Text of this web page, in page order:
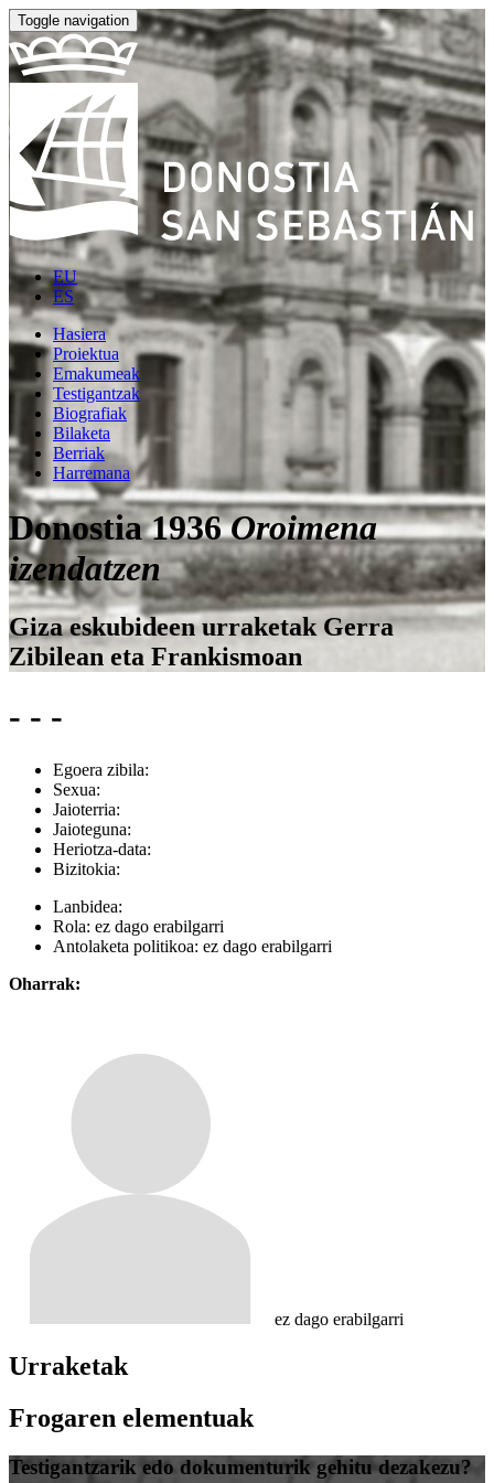
Toggle navigation
EU
ES
Hasiera
Proiektua
Emakumeak
Testigantzak
Biografiak
Bilaketa
Berriak
Harremana
Donostia 1936Oroimena
izendatzen
Giza eskubideen urraketak Gerra
Zibilean eta Frankismoan
- - -
Egoera zibila:
Sexua:
Jaioterria:
Jaioteguna:
Heriotza-data:
Bizitokia:
Lanbidea:
Rola: ez dago erabilgarri
Antolaketa politikoa: ez dago erabilgarri
Oharrak:
ez dago erabilgarri
Urraketak
Frogaren elementuak
Testigantzarik edo dokumenturik gehitu dezakezu?